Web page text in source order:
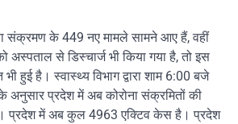
संक्रमण के 449 नए मामले सामने आए हैं, वहीं
अस्पताल से डिस्चार्ज भी किया गया है, तो इस
भी हुई है। स्वास्थ्य विभाग द्वारा शाम 6:00 बजे
अनुसार प्रदेश में अब कोरोना संक्रमितों की
प्रदेश में अब कुल 4963 एक्टिव केस है। प्रदेश